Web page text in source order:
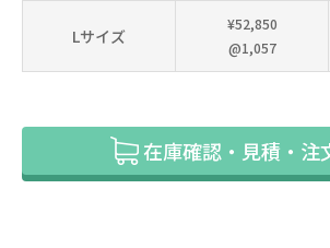
Lサイズ
¥52,850
@1,057
在庫確認・見積・注